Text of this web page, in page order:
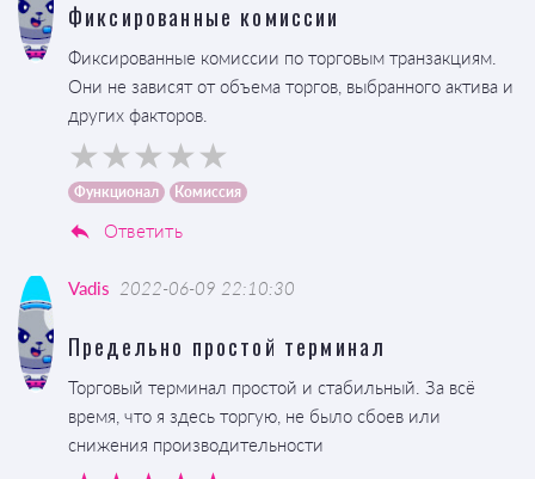
Фиксированные комиссии
Фиксированные комиссии по торговым транзакциям.
Они не зависят от объема торгов, выбранного актива и
других факторов.
Функционал Комиссия
Ответить
Vadis 2022-06-09 22:10:30
Предельно простой терминал
Торговый терминал простой и стабильный. За всё
время, что я здесь торгую, не было сбоев или
снижения производительности